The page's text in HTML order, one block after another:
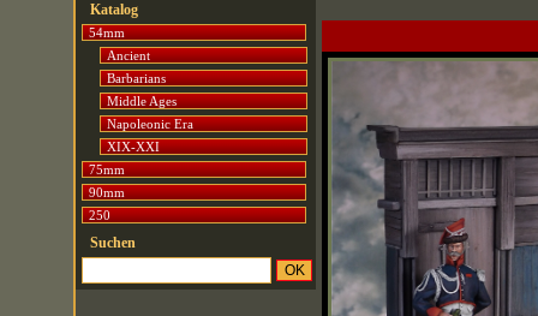
Katalog
54mm
Ancient
Barbarians
Middle Ages
Napoleonic Era
XIX-XXI
75mm
90mm
250
Suchen